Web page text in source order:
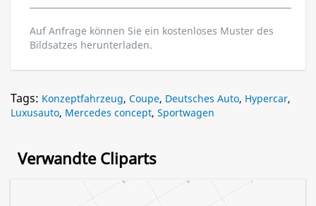
Auf Anfrage können Sie ein kostenloses Muster des
Bildsatzes herunterladen.
Tags: Konzeptfahrzeug, Coupe, Deutsches Auto, Hypercar,
Luxusauto, Mercedes concept, Sportwagen
Verwandte Cliparts